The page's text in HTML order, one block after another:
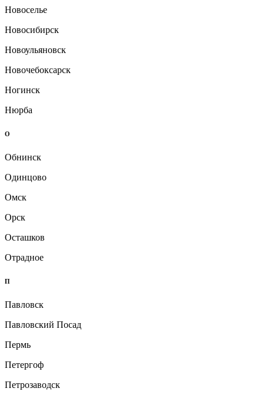
Новоселье
Новосибирск
Новоульяновск
Новочебоксарск
Ногинск
Нюрба
О
Обнинск
Одинцово
Омск
Орск
Осташков
Отрадное
П
Павловск
Павловский Посад
Пермь
Петергоф
Петрозаводск